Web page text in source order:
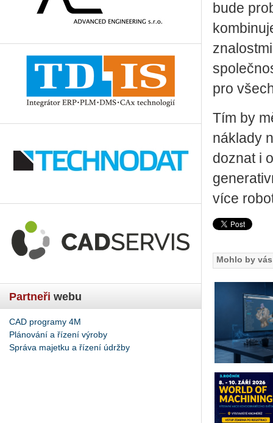
Partneři webu
CAD programy 4M
Plánování a řízení výroby
Správa majetku a řízení údržby
bude
pro
Tím by
náklady
doznat i
více
Mohlo by